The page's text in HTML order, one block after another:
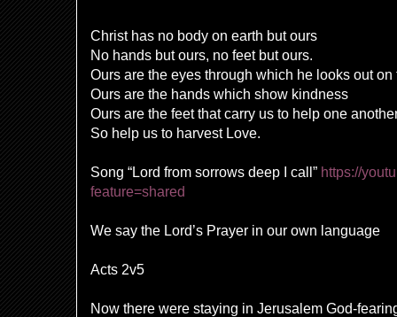
Christ has no body on earth but ours
No hands but ours, no feet but ours.
Ours are the eyes through which he looks out on
Ours are the hands which show kindness
Ours are the feet that carry us to help one
So help us to harvest Love.
Song “Lord from sorrows deep I call” https://
feature=shared
We say the Lord’s Prayer in our own language
Acts 2v5
Now there were staying in Jerusalem God-